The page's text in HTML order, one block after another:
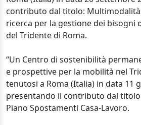
contributo dal titolo:
ricerca per la gestione dei bisogni
del Tridente di Roma.
“Un Centro di sostenibilità
e prospettive per la mobilità nel
tenutosi a Roma (Italia) in data 11
presentando il contributo dal
Piano Spostamenti Casa-Lavoro.